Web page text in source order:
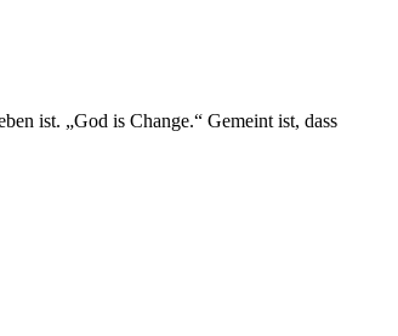
ist. „God is Change.“ Gemeint ist, dass